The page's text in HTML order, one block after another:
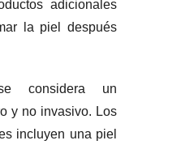
adicionales
la piel después
considera un
y no invasivo. Los
incluyen una piel